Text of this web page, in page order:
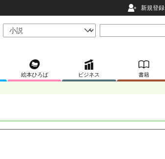
新規登録
絵本ひろば ビジネス 書籍